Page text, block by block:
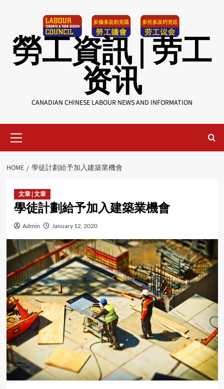
勞工資訊 | 劳工
资讯
CANADIAN CHINESE LABOUR NEWS AND INFORMATION
Menu
HOME 學徒計劃給予加入建築業機會
文章 | 文章
學徒計劃給予加入建築業機會
Admin January 12, 2020